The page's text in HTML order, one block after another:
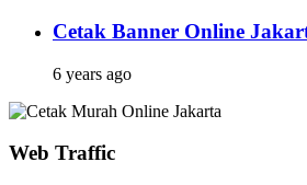
Cetak Banner Online
6 years ago
Web Traffic